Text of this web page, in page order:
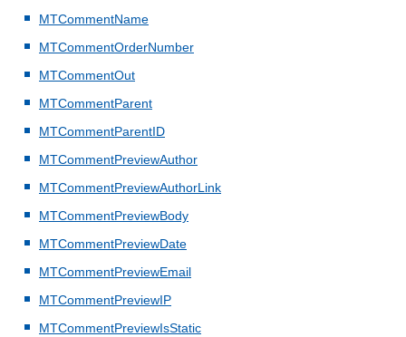
MTCommentName
MTCommentOrderNumber
MTCommentOut
MTCommentParent
MTCommentParentID
MTCommentPreviewAuthor
MTCommentPreviewAuthorLink
MTCommentPreviewBody
MTCommentPreviewDate
MTCommentPreviewEmail
MTCommentPreviewIP
MTCommentPreviewIsStatic